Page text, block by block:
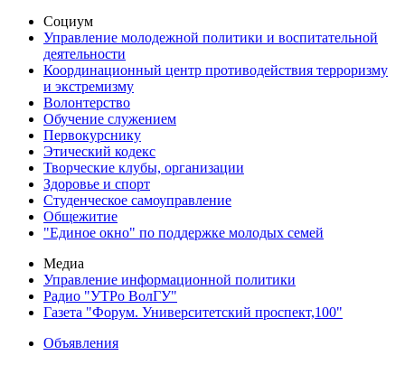
Социум
Управление молодежной политики и воспитательной
деятельности
Координационный центр противодействия терроризму
и экстремизму
Волонтерство
Обучение служением
Первокурснику
Этический кодекс
Творческие клубы, организации
Здоровье и спорт
Студенческое самоуправление
Общежитие
"Единое окно" по поддержке молодых семей
Медиа
Управление информационной политики
Радио "УТРо ВолГУ"
Газета "Форум. Университетский проспект,100"
Объявления